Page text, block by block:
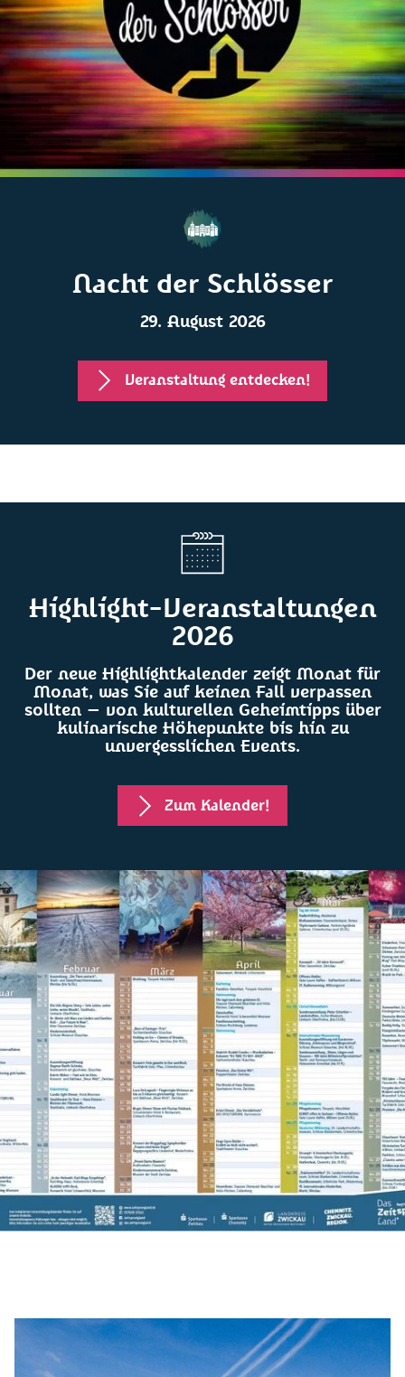
Nacht der Schlösser
29. August 2026
Veranstaltung entdecken!
Highlight-Veranstaltungen
2026
Der neue Highlightkalender zeigt Monat für
Monat, was Sie auf keinen Fall verpassen
sollten – von kulturellen Geheimtipps über
kulinarische Höhepunkte bis hin zu
unvergesslichen Events.
Zum Kalender!